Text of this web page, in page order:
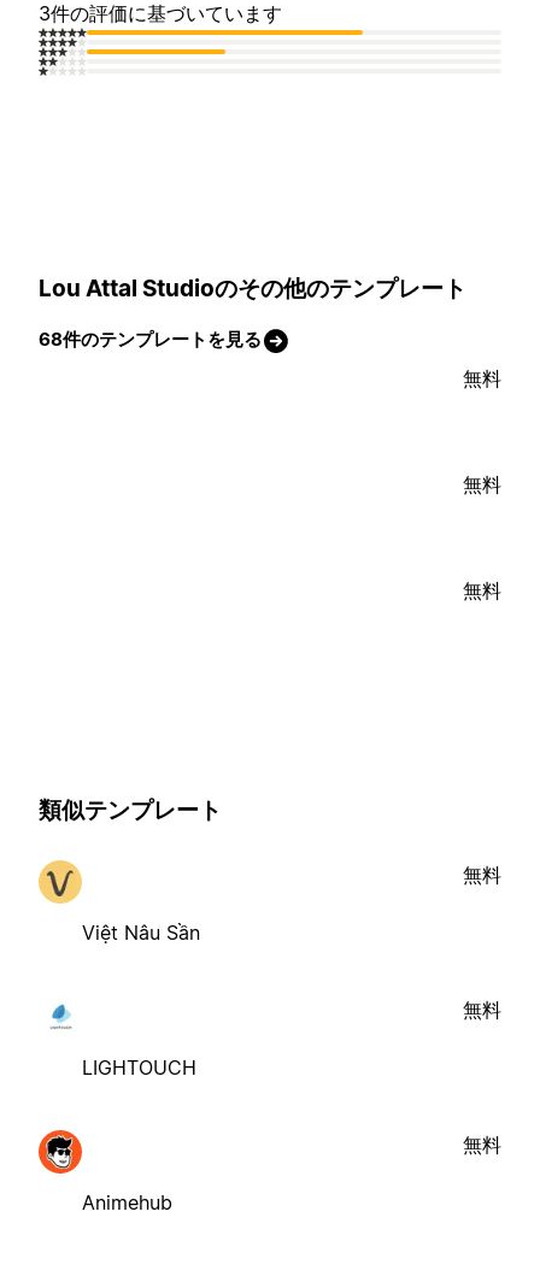
3件の評価に基づいています
Lou Attal Studioのその他のテンプレート
68件のテンプレートを見る
無料
無料
無料
類似テンプレート
Việt Nâu Sần
無料
LIGHTOUCH
無料
Animehub
無料